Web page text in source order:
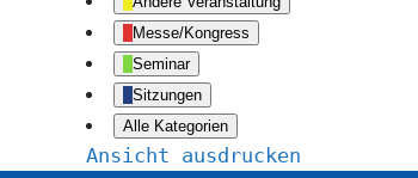
Messe/Kongress
Seminar
Sitzungen
Alle Kategorien
Ansicht ausdrucken